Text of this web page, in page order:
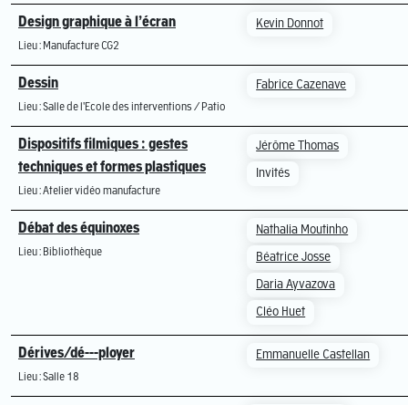
Design graphique à l’écran
Lieu : Manufacture CG2
Kevin Donnot
Dessin
Lieu : Salle de l'Ecole des interventions / Patio
Fabrice Cazenave
Dispositifs filmiques : gestes
techniques et formes plastiques
Lieu : Atelier vidéo manufacture
Jérôme Thomas
Invités
Débat des équinoxes
Lieu : Bibliothèque
Nathalia Moutinho
Béatrice Josse
Daria Ayvazova
Cléo Huet
Dérives/dé---ployer
Lieu : Salle 18
Emmanuelle Castellan